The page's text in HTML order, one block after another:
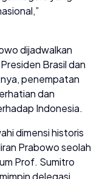
dijadwalkan
Brasil dan
penempatan
dan
Indonesia.
dimensi historis
Prabowo seolah
Prof. Sumitro
delegasi